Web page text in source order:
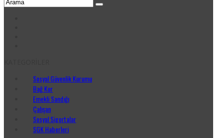
Sosyal Güvenlik Kurumu
Bağ Kur
Emekli Sandığı
Çalışan
Sosyal Sigortalar
SGK Haberleri